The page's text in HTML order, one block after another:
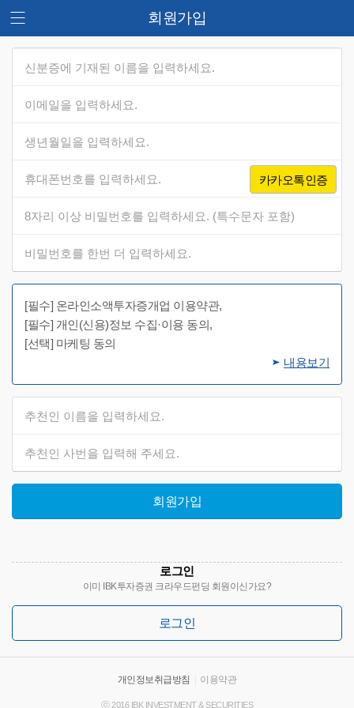
회원가입
카카오톡인증
[필수] 온라인소액투자증개업 이용약관,
[필수] 개인(신용)정보 수집·이용 동의,
[선택] 마케팅 동의
내용보기
회원가입
로그인
이미 IBK투자증권 크라우드펀딩 회원이신가요?
로그인
개인정보취급방침 이용약관
ⓒ 2016 IBK INVESTMENT & SECURITIES